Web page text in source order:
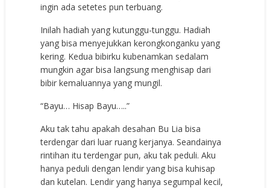
ingin ada setetes pun terbuang.
Inilah hadiah yang kutunggu-tunggu. Hadiah
yang bisa menyejukkan kerongkonganku yang
kering. Kedua bibirku kubenamkan sedalam
mungkin agar bisa langsung menghisap dari
bibir kemaluannya yang mungil.
“Bayu… Hisap Bayu…..”
Aku tak tahu apakah desahan Bu Lia bisa
terdengar dari luar ruang kerjanya. Seandainya
rintihan itu terdengar pun, aku tak peduli. Aku
hanya peduli dengan lendir yang bisa kuhisap
dan kutelan. Lendir yang hanya segumpal kecil,